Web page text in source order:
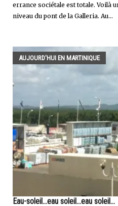
errance sociétale est totale. Voilà
niveau du pont de la Galleria. Au...
AUJOURD'HUI EN MARTINIQUE
Eau-soleil...eau soleil...eau soleil...